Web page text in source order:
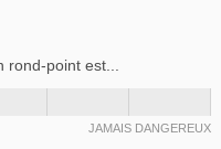
point est...
JAMAIS DANGEREUX